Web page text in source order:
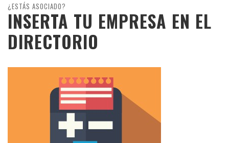
¿ESTÁS ASOCIADO?
INSERTA TU EMPRESA EN EL
DIRECTORIO